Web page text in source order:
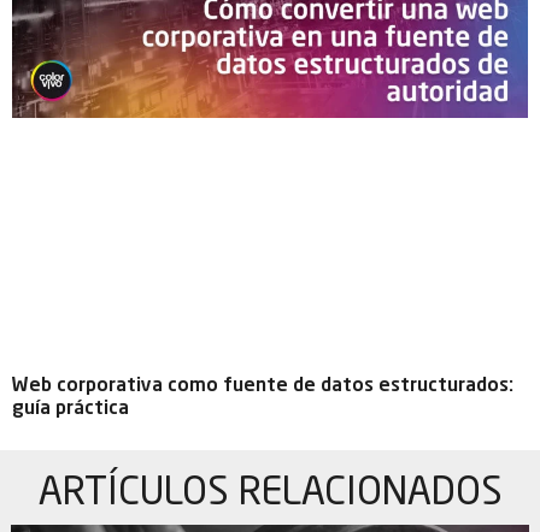
Web corporativa como fuente de datos estructurados:
guía práctica
ARTÍCULOS RELACIONADOS